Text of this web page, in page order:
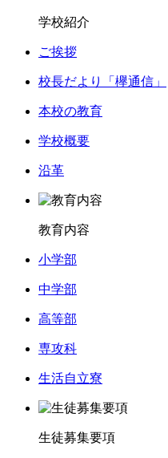
学校紹介
ご挨拶
校長だより「欅通信」
本校の教育
学校概要
沿革
教育内容
小学部
中学部
高等部
専攻科
生活自立寮
生徒募集要項